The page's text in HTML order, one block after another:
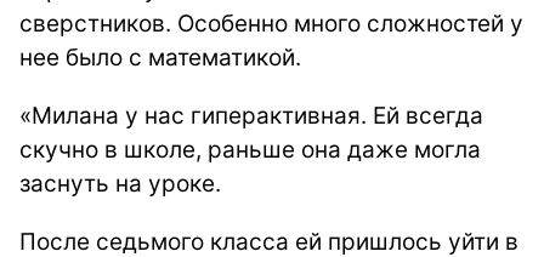
сверстников. Особенно много сложностей у
нее было с математикой.
«Милана у нас гиперактивная. Ей всегда
скучно в школе, раньше она даже могла
заснуть на уроке.
После седьмого класса ей пришлось уйти в